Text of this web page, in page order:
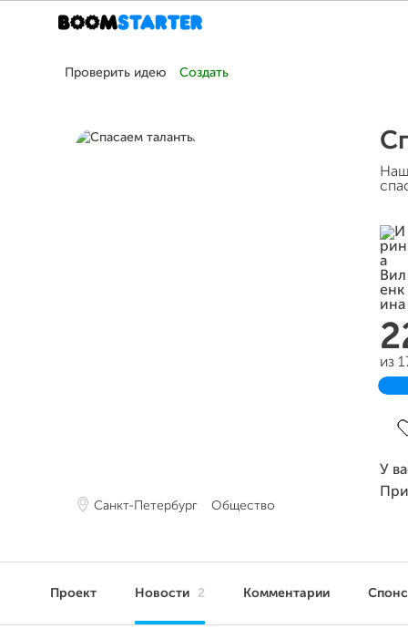
Проверить идею Создать
Санкт-Петербург Общество
из
У
Проект Новости 2 Комментарии